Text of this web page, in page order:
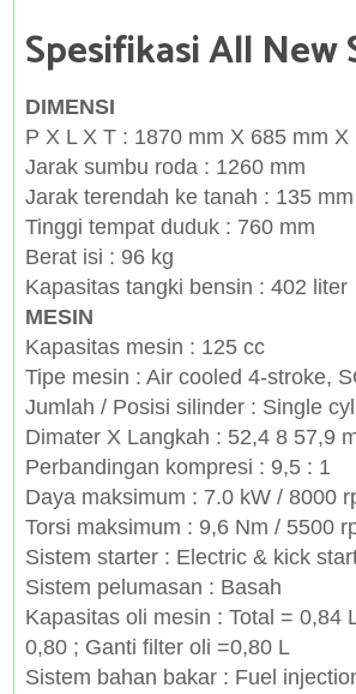
Spesifikasi All New
DIMENSI
P X L X T : 1870 mm X 685 mm X
Jarak sumbu roda : 1260 mm
Jarak terendah ke tanah : 135 mm
Tinggi tempat duduk : 760 mm
Berat isi : 96 kg
Kapasitas tangki bensin : 402 liter
MESIN
Kapasitas mesin : 125 cc
Tipe mesin : Air cooled 4-stroke,
Jumlah / Posisi silinder : Single
Dimater X Langkah : 52,4 8 57,9
Perbandingan kompresi : 9,5 : 1
Daya maksimum : 7.0 kW / 8000
Torsi maksimum : 9,6 Nm / 5500
Sistem starter : Electric & kick
Sistem pelumasan : Basah
Kapasitas oli mesin : Total = 0,84
0,80 ; Ganti filter oli =0,80 L
Sistem bahan bakar : Fuel